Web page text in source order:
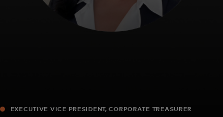
EXECUTIVE VICE PRESIDENT, CORPORATE TREASURER